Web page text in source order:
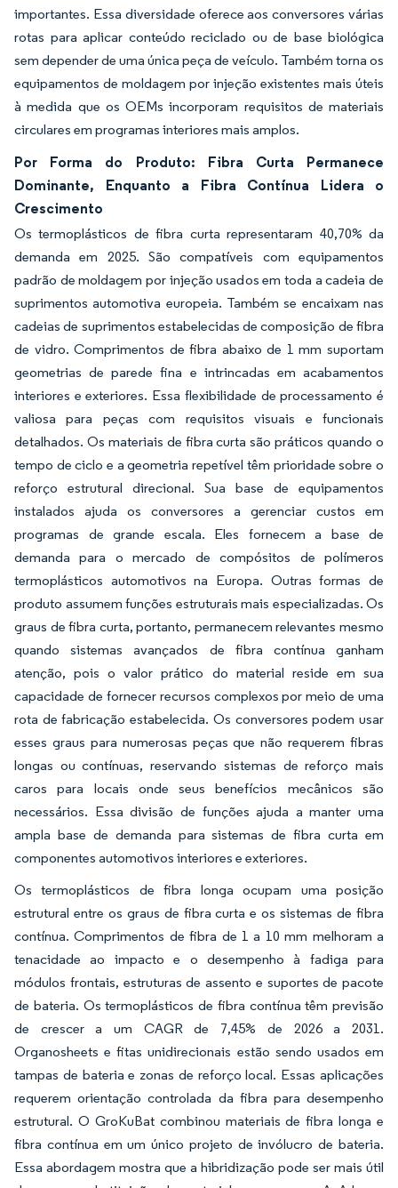
importantes. Essa diversidade oferece aos conversores várias
rotas para aplicar conteúdo reciclado ou de base biológica
sem depender de uma única peça de veículo. Também torna os
equipamentos de moldagem por injeção existentes mais úteis
à medida que os OEMs incorporam requisitos de materiais
circulares em programas interiores mais amplos.
Por Forma do Produto: Fibra Curta Permanece
Dominante, Enquanto a Fibra Contínua Lidera o
Crescimento
Os termoplásticos de fibra curta representaram 40,70% da
demanda em 2025. São compatíveis com equipamentos
padrão de moldagem por injeção usados em toda a cadeia de
suprimentos automotiva europeia. Também se encaixam nas
cadeias de suprimentos estabelecidas de composição de fibra
de vidro. Comprimentos de fibra abaixo de 1 mm suportam
geometrias de parede fina e intrincadas em acabamentos
interiores e exteriores. Essa flexibilidade de processamento é
valiosa para peças com requisitos visuais e funcionais
detalhados. Os materiais de fibra curta são práticos quando o
tempo de ciclo e a geometria repetível têm prioridade sobre o
reforço estrutural direcional. Sua base de equipamentos
instalados ajuda os conversores a gerenciar custos em
programas de grande escala. Eles fornecem a base de
demanda para o mercado de compósitos de polímeros
termoplásticos automotivos na Europa. Outras formas de
produto assumem funções estruturais mais especializadas. Os
graus de fibra curta, portanto, permanecem relevantes mesmo
quando sistemas avançados de fibra contínua ganham
atenção, pois o valor prático do material reside em sua
capacidade de fornecer recursos complexos por meio de uma
rota de fabricação estabelecida. Os conversores podem usar
esses graus para numerosas peças que não requerem fibras
longas ou contínuas, reservando sistemas de reforço mais
caros para locais onde seus benefícios mecânicos são
necessários. Essa divisão de funções ajuda a manter uma
ampla base de demanda para sistemas de fibra curta em
componentes automotivos interiores e exteriores.
Os termoplásticos de fibra longa ocupam uma posição
estrutural entre os graus de fibra curta e os sistemas de fibra
contínua. Comprimentos de fibra de 1 a 10 mm melhoram a
tenacidade ao impacto e o desempenho à fadiga para
módulos frontais, estruturas de assento e suportes de pacote
de bateria. Os termoplásticos de fibra contínua têm previsão
de crescer a um CAGR de 7,45% de 2026 a 2031.
Organosheets e fitas unidirecionais estão sendo usados em
tampas de bateria e zonas de reforço local. Essas aplicações
requerem orientação controlada da fibra para desempenho
estrutural. O GroKuBat combinou materiais de fibra longa e
fibra contínua em um único projeto de invólucro de bateria.
Essa abordagem mostra que a hibridização pode ser mais útil